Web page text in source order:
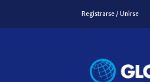
Registrarse / Unirse